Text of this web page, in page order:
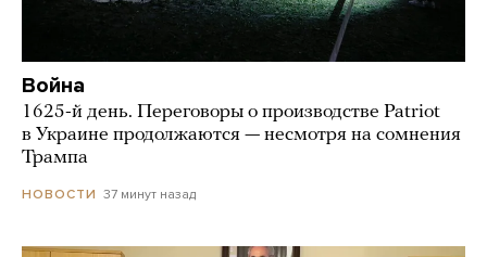
Война
1625-й день. Переговоры о производстве Patriot
в Украине продолжаются — несмотря на сомнения
Трампа
НОВОСТИ 37 минут назад